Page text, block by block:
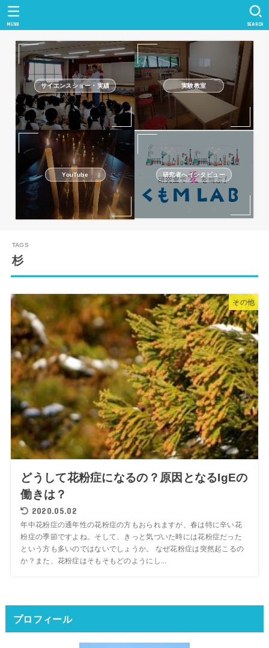
SEARCH
MENU
サイエンスショー・実績 実験教室
YouTube 研究者へインタビュー
杉
その他
どうして花粉症になるの？原因となるIgEの
働きは？
2020.05.02
年中花粉症の通年性の花粉症の方もおられますが、春は特に辛い花
粉症の季節ですよね。そして、きっと気づいた時には花粉症だった
という方も多いのではないでしょうか。 なぜ花粉症は突然起こるの
か？また、花粉症はそもそもどのようにし...
プロフィール